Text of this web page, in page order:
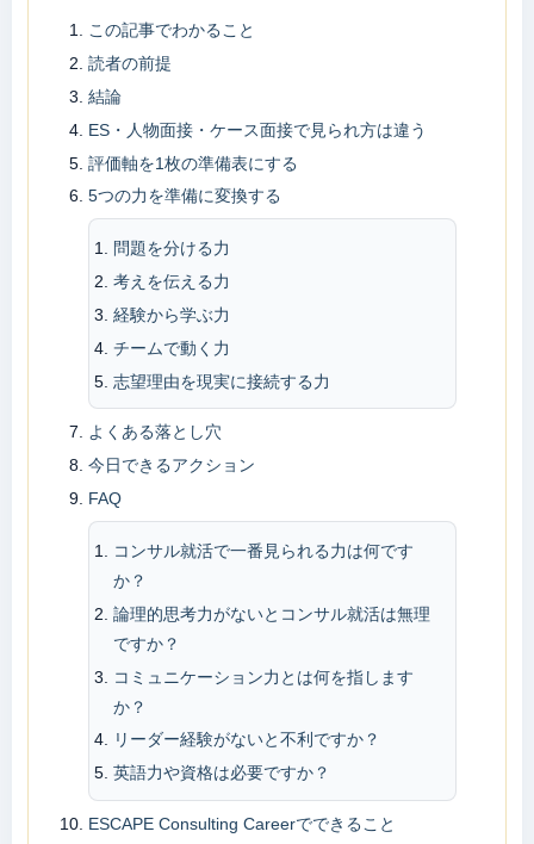
この記事でわかること
読者の前提
結論
ES・人物面接・ケース面接で見られ方は違う
評価軸を1枚の準備表にする
5つの力を準備に変換する
問題を分ける力
考えを伝える力
経験から学ぶ力
チームで動く力
志望理由を現実に接続する力
よくある落とし穴
今日できるアクション
FAQ
コンサル就活で一番見られる力は何です
か？
論理的思考力がないとコンサル就活は無理
ですか？
コミュニケーション力とは何を指します
か？
リーダー経験がないと不利ですか？
英語力や資格は必要ですか？
ESCAPE Consulting Careerでできること